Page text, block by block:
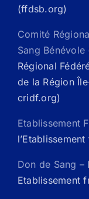
(ffdsb.org)
Comité
Sang Bénévole
Régional
de la Région
cridf.org)
Etablissement
Don de Sang –
Etablissement